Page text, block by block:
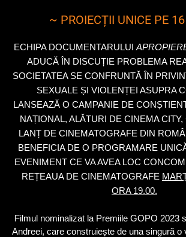
~ PROIECȚII UNICE PE
ECHIPA DOCUMENTARULUI
ADUCĂ ÎN DISCUȚIE PROBLEMA
SOCIETATEA SE CONFRUNTĂ ÎN
SEXUALE ȘI VIOLENȚEI ASUPRA
LANSEAZĂ O CAMPANIE DE
NAȚIONAL, ALĂTURI DE CINEMA
LANȚ DE CINEMATOGRAFE DIN
BENEFICIA DE O PROGRAMARE
EVENIMENT CE VA AVEA LOC
REȚEAUA DE CINEMATOGRAFE
ORA 19.00.
Filmul nominalizat la Premiile GOPO 2023
Andreei, care construiește de una singură o